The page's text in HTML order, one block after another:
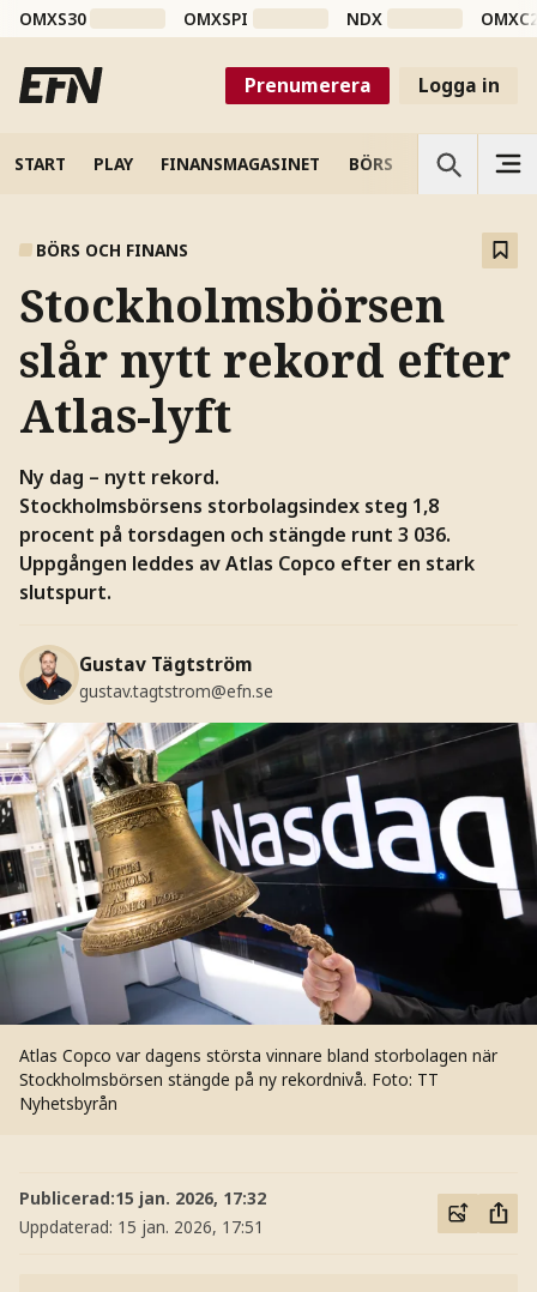
OMXS30 OMXSPI NDX
Prenumerera Logga in
START PLAY FINANSMAGASINET BÖRS VETENSKAP
BÖRS OCH FINANS
Stockholmsbörsen
slår nytt rekord efter
Atlas-lyft
Ny dag – nytt rekord.
Stockholmsbörsens storbolagsindex steg 1,8
procent på torsdagen och stängde runt 3 036.
Uppgången leddes av Atlas Copco efter en stark
slutspurt.
Gustav Tägtström
gustav.tagtstrom@efn.se
Atlas Copco var dagens största vinnare bland storbolagen när
Stockholmsbörsen stängde på ny rekordnivå. Foto: TT
Nyhetsbyrån
Publicerad:15 jan. 2026, 17:32
Uppdaterad: 15 jan. 2026, 17:51